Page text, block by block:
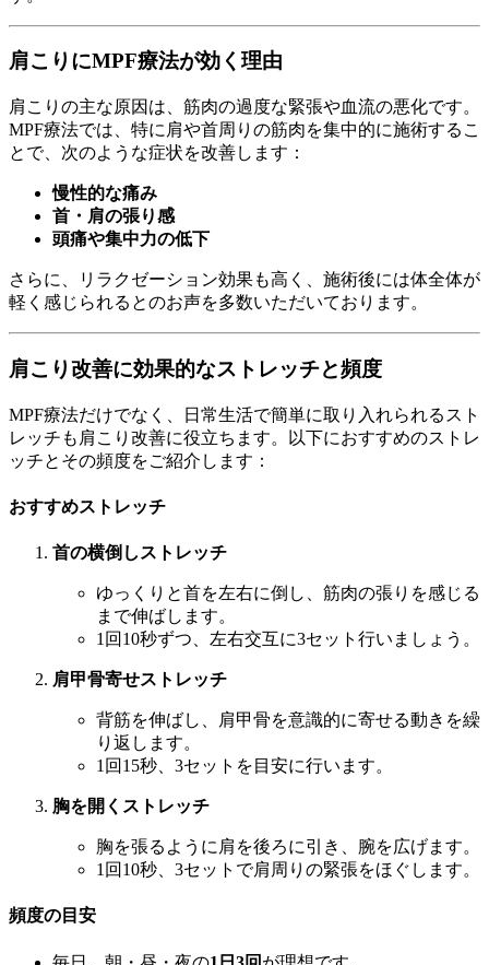
肩こりにMPF療法が効く理由
肩こりの主な原因は、筋肉の過度な緊張や血流の悪化です。
MPF療法では、特に肩や首周りの筋肉を集中的に施術するこ
とで、次のような症状を改善します：
慢性的な痛み
首・肩の張り感
頭痛や集中力の低下
さらに、リラクゼーション効果も高く、施術後には体全体が
軽く感じられるとのお声を多数いただいております。
肩こり改善に効果的なストレッチと頻度
MPF療法だけでなく、日常生活で簡単に取り入れられるスト
レッチも肩こり改善に役立ちます。以下におすすめのストレ
ッチとその頻度をご紹介します：
おすすめストレッチ
首の横倒しストレッチ
ゆっくりと首を左右に倒し、筋肉の張りを感じる
まで伸ばします。
1回10秒ずつ、左右交互に3セット行いましょう。
肩甲骨寄せストレッチ
背筋を伸ばし、肩甲骨を意識的に寄せる動きを繰
り返します。
1回15秒、3セットを目安に行います。
胸を開くストレッチ
胸を張るように肩を後ろに引き、腕を広げます。
1回10秒、3セットで肩周りの緊張をほぐします。
頻度の目安